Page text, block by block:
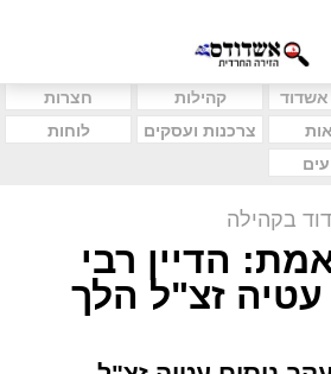
קהילות
חצרות
צרכנות ועסקים
לוחות
בקהילה
הדיין רבי
עטיה זצ"ל הלך